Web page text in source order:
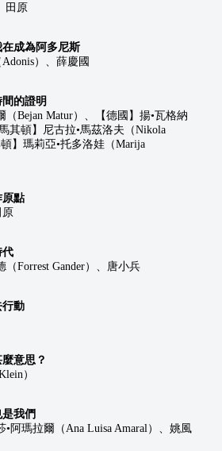
田原
成為阿多尼斯
）、薛慶國
的證明
（Bejan Matur）、【德國】揚•瓦格納
馬其頓】尼古拉•馬茲洛夫（Nikola
】瑪莉亞•托多洛娃（Marija
原點
原
代
（Forrest Gander）、唐小兵
行動
意思？
）
我們
•阿瑪拉爾（Ana Luisa Amaral）、姚風